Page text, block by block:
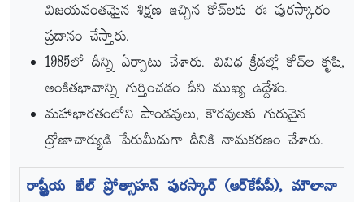
విజయవంతమైన శిక్షణ ఇచ్చిన కోచ్‌లకు ఈ పురస్కారం
ప్రదానం చేస్తారు.
1985లో దీన్ని ఏర్పాటు చేశారు. వివిధ క్రీడల్లో కోచ్‌ల కృషి,
అంకితభావాన్ని గుర్తించడం దీని ముఖ్య ఉద్దేశం.
మహాభారతంలోని పాండవులు, కౌరవులకు గురువైన
ద్రోణాచార్యుడి పేరుమీదుగా దీనికి నామకరణం చేశారు.
రాష్ట్రీయ ఖేల్‌ ప్రోత్సాహన్‌ పురస్కార్‌ (ఆర్‌కేపీపీ), మౌలానా